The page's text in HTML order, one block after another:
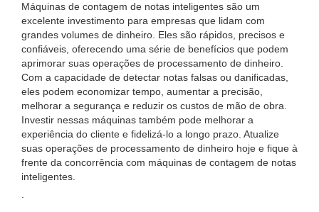
Máquinas de contagem de notas inteligentes são um
excelente investimento para empresas que lidam com
grandes volumes de dinheiro. Eles são rápidos, precisos e
confiáveis, oferecendo uma série de benefícios que podem
aprimorar suas operações de processamento de dinheiro.
Com a capacidade de detectar notas falsas ou danificadas,
eles podem economizar tempo, aumentar a precisão,
melhorar a segurança e reduzir os custos de mão de obra.
Investir nessas máquinas também pode melhorar a
experiência do cliente e fidelizá-lo a longo prazo. Atualize
suas operações de processamento de dinheiro hoje e fique à
frente da concorrência com máquinas de contagem de notas
inteligentes.